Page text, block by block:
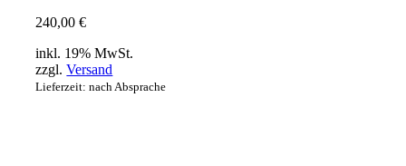
240,00€
inkl. 19% MwSt.
zzgl.Versand
Lieferzeit: nach Absprache